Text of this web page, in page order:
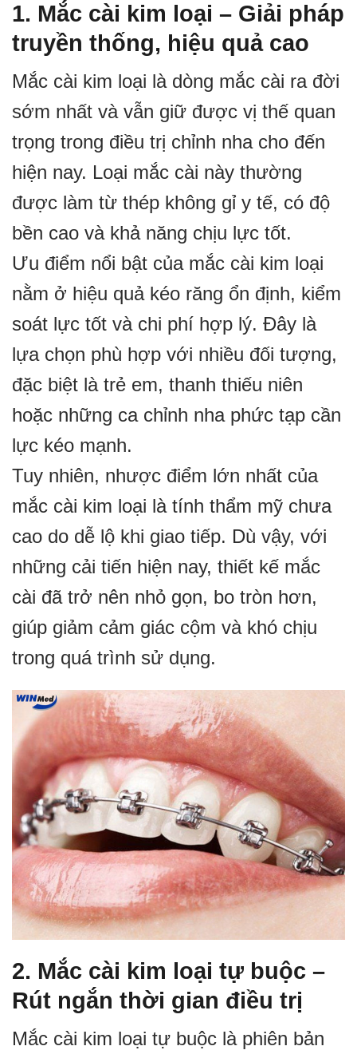
1. Mắc cài kim loại – Giải pháp
truyền thống, hiệu quả cao
Mắc cài kim loại là dòng mắc cài ra đời
sớm nhất và vẫn giữ được vị thế quan
trọng trong điều trị chỉnh nha cho đến
hiện nay. Loại mắc cài này thường
được làm từ thép không gỉ y tế, có độ
bền cao và khả năng chịu lực tốt.
Ưu điểm nổi bật của mắc cài kim loại
nằm ở hiệu quả kéo răng ổn định, kiểm
soát lực tốt và chi phí hợp lý. Đây là
lựa chọn phù hợp với nhiều đối tượng,
đặc biệt là trẻ em, thanh thiếu niên
hoặc những ca chỉnh nha phức tạp cần
lực kéo mạnh.
Tuy nhiên, nhược điểm lớn nhất của
mắc cài kim loại là tính thẩm mỹ chưa
cao do dễ lộ khi giao tiếp. Dù vậy, với
những cải tiến hiện nay, thiết kế mắc
cài đã trở nên nhỏ gọn, bo tròn hơn,
giúp giảm cảm giác cộm và khó chịu
trong quá trình sử dụng.
2. Mắc cài kim loại tự buộc –
Rút ngắn thời gian điều trị
Mắc cài kim loại tự buộc là phiên bản